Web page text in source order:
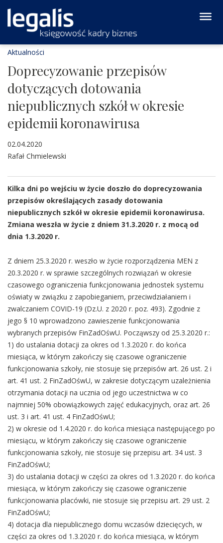
Aktualności
Doprecyzowanie przepisów
dotyczących dotowania
niepublicznych szkół w okresie
epidemii koronawirusa
02.04.2020
Rafał Chmielewski
Kilka dni po wejściu w życie doszło do doprecyzowania
przepisów określających zasady dotowania
niepublicznych szkół w okresie epidemii koronawirusa.
Zmiana weszła w życie z dniem 31.3.2020 r. z mocą od
dnia 1.3.2020 r.
Z dniem 25.3.2020 r. weszło w życie rozporządzenia MEN z
20.3.2020 r. w sprawie szczególnych rozwiązań w okresie
czasowego ograniczenia funkcjonowania jednostek systemu
oświaty w związku z zapobieganiem, przeciwdziałaniem i
zwalczaniem COVID-19 (Dz.U. z 2020 r. poz. 493). Zgodnie z
jego § 10 wprowadzono zawieszenie funkcjonowania
wybranych przepisów FinZadOśwU. Począwszy od 25.3.2020 r.:
1) do ustalania dotacji za okres od 1.3.2020 r. do końca
miesiąca, w którym zakończy się czasowe ograniczenie
funkcjonowania szkoły, nie stosuje się przepisów art. 26 ust. 2 i
art. 41 ust. 2 FinZadOśwU, w zakresie dotyczącym uzależnienia
otrzymania dotacji na ucznia od jego uczestnictwa w co
najmniej 50% obowiązkowych zajęć edukacyjnych, oraz art. 26
ust. 3 i art. 41 ust. 4 FinZadOśwU;
2) w okresie od 1.4.2020 r. do końca miesiąca następującego po
miesiącu, w którym zakończy się czasowe ograniczenie
funkcjonowania szkoły, nie stosuje się przepisu art. 34 ust. 3
FinZadOśwU;
3) do ustalania dotacji w części za okres od 1.3.2020 r. do końca
miesiąca, w którym zakończy się czasowe ograniczenie
funkcjonowania placówki, nie stosuje się przepisu art. 29 ust. 2
FinZadOśwU;
4) dotacja dla niepublicznego domu wczasów dziecięcych, w
części za okres od 1.3.2020 r. do końca miesiąca, w którym